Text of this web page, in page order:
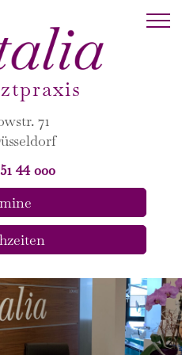
71
44 000